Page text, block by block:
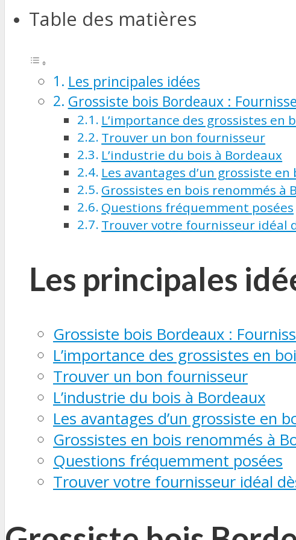
Table des matières
Les principales idées
Grossiste bois Bordeaux :
L’importance des grossistes en
Trouver un bon fournisseur
L’industrie du bois à Bordeaux
Les avantages d’un grossiste
Grossistes en bois renommés à
Questions fréquemment posées
Trouver votre fournisseur idéal
Les principales
Grossiste bois Bordeaux :
L’importance des grossistes en
Trouver un bon fournisseur
L’industrie du bois à Bordeaux
Les avantages d’un grossiste en
Grossistes en bois renommés à
Questions fréquemment posées
Trouver votre fournisseur idéal